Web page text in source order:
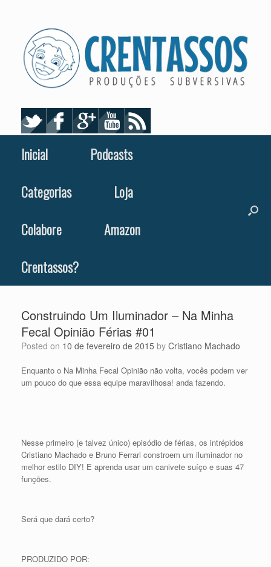
Inicial
Podcasts
Categorias
Loja
Colabore
Amazon
Crentassos?
Construindo Um Iluminador – Na Minha
Fecal Opinião Férias #01
Posted on 10 de fevereiro de 2015 by Cristiano Machado
Enquanto o Na Minha Fecal Opinião não volta, vocês podem ver
um pouco do que essa equipe maravilhosa! anda fazendo.
Nesse primeiro (e talvez único) episódio de férias, os intrépidos
Cristiano Machado e Bruno Ferrari constroem um iluminador no
melhor estilo DIY! E aprenda usar um canivete suíço e suas 47
funções.
Será que dará certo?
PRODUZIDO POR: